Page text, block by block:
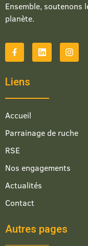
Ensemble, soutenons
planète.
Liens
Accueil
Parrainage de ruche
RSE
Nos engagements
Actualités
Contact
Autres pages